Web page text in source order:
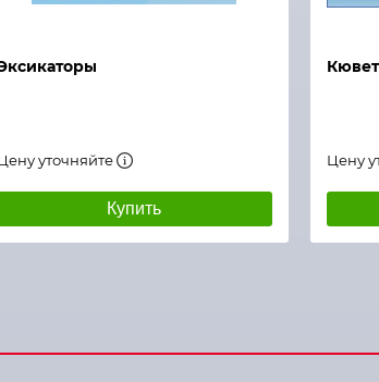
уточняйте
Купить
Цену